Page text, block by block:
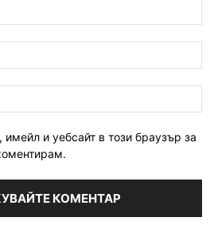
и уебсайт в този браузър за